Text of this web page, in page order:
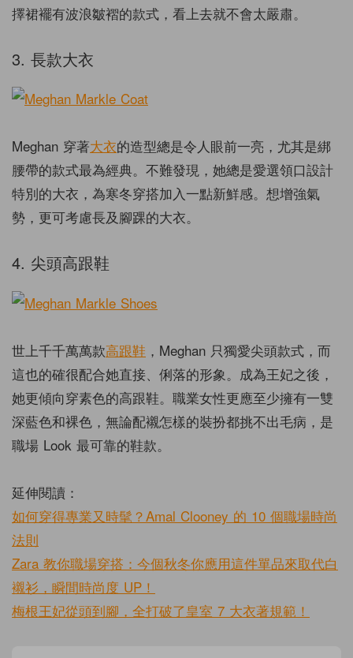
擇裙襬有波浪皺褶的款式，看上去就不會太嚴肅。
3. 長款大衣
Meghan 穿著大衣的造型總是令人眼前一亮，尤其是綁
腰帶的款式最為經典。不難發現，她總是愛選領口設計
特別的大衣，為寒冬穿搭加入一點新鮮感。想增強氣
勢，更可考慮長及腳踝的大衣。
4. 尖頭高跟鞋
世上千千萬萬款高跟鞋 ，Meghan 只獨愛尖頭款式，而
這也的確很配合她直接、俐落的形象。成為王妃之後，
她更傾向穿素色的高跟鞋。職業女性更應至少擁有一雙
深藍色和裸色，無論配襯怎樣的裝扮都挑不出毛病，是
職場 Look 最可靠的鞋款。
延伸閱讀：
如何穿得專業又時髦？Amal Clooney 的 10 個職場時尚
法則
Zara 教你職場穿搭：今個秋冬你應用這件單品來取代白
襯衫，瞬間時尚度 UP！
梅根王妃從頭到腳，全打破了皇室 7 大衣著規範！